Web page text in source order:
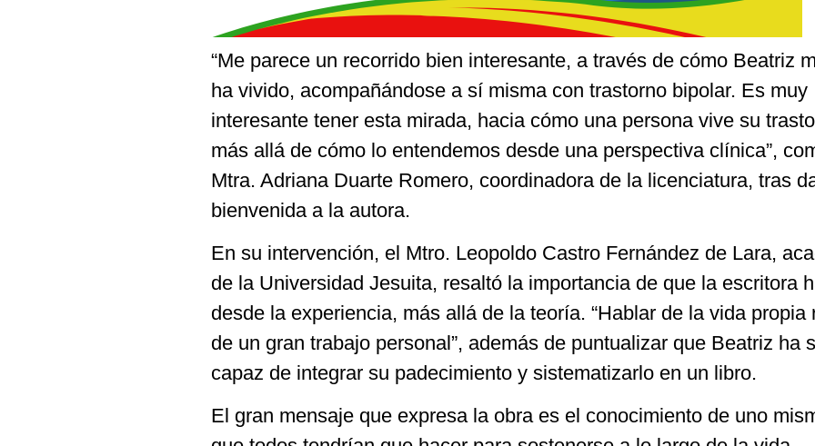
“Me parece un recorrido bien interesante, a través de cómo Beatriz
ha vivido, acompañándose a sí misma con trastorno bipolar. Es muy
interesante tener esta mirada, hacia cómo una persona vive su
más allá de cómo lo entendemos desde una perspectiva clínica”,
Mtra. Adriana Duarte Romero, coordinadora de la licenciatura, tras
bienvenida a la autora.
En su intervención, el Mtro. Leopoldo Castro Fernández de Lara,
de la Universidad Jesuita, resaltó la importancia de que la escritora
desde la experiencia, más allá de la teoría. “Hablar de la vida propia
de un gran trabajo personal”, además de puntualizar que Beatriz ha
capaz de integrar su padecimiento y sistematizarlo en un libro.
El gran mensaje que expresa la obra es el conocimiento de uno